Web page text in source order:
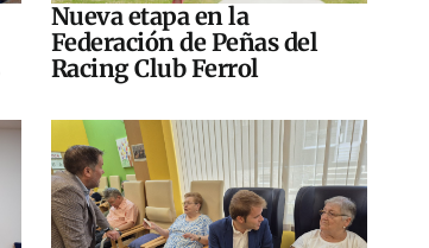
Nueva etapa en la
Federación de Peñas del
Racing Club Ferrol